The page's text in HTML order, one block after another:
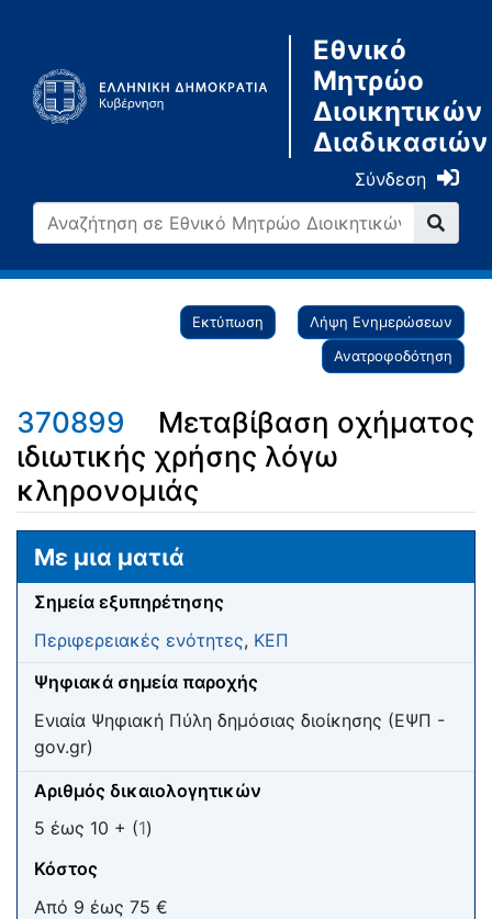
Εθνικό
Μητρώο
Διοικητικών
Διαδικασιών
Σύνδεση
Εκτύπωση
Λήψη Ενημερώσεων
Ανατροφοδότηση
370899
Μεταβίβαση οχήματος
ιδιωτικής χρήσης λόγω
κληρονομιάς
Μετάβαση σε: πλοήγηση
Με μια ματιά
Σημεία εξυπηρέτησης
Περιφερειακές ενότητες, ΚΕΠ
Ψηφιακά σημεία παροχής
Ενιαία Ψηφιακή Πύλη δημόσιας διοίκησης (ΕΨΠ -
gov.gr)
Αριθμός δικαιολογητικών
5 έως 10 + (1)
Κόστος
Από 9 έως 75 €